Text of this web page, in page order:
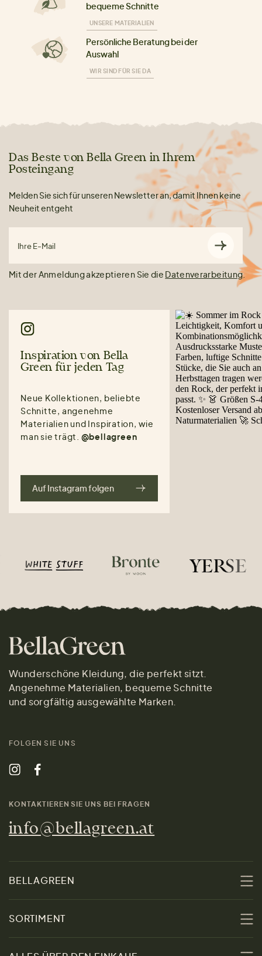
bequeme Schnitte
UNSERE MATERIALIEN
Persönliche Beratung bei der
Auswahl
WIR SIND FÜR SIE DA
Das Beste von Bella Green in Ihrem
Posteingang
Melden Sie sich für unseren Newsletter an, damit Ihnen keine
Neuheit entgeht
Ihre E-Mail
Mit der Anmeldung akzeptieren Sie die Datenverarbeitung.
Inspiration von Bella
Green für jeden Tag
Neue Kollektionen, beliebte
Schnitte, angenehme
Materialien und Inspiration, wie
man sie trägt. @bellagreen
Auf Instagram folgen
Wunderschöne Kleidung, die perfekt sitzt.
Angenehme Materialien, bequeme Schnitte
und sorgfältig ausgewählte Marken.
FOLGEN SIE UNS
KONTAKTIEREN SIE UNS BEI FRAGEN
info@bellagreen.at
BELLAGREEN
Über uns
Nachhaltigkeit
SORTIMENT
Sale